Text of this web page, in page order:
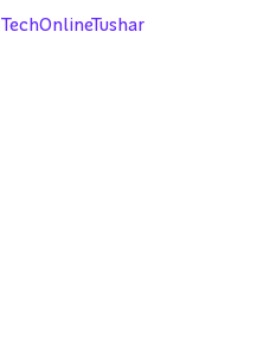
TechOnlineTushar